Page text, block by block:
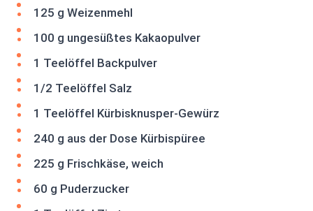
125 g Weizenmehl
100 g ungesüßtes Kakaopulver
1 Teelöffel Backpulver
1/2 Teelöffel Salz
1 Teelöffel Kürbisknusper-Gewürz
240 g aus der Dose Kürbispüree
225 g Frischkäse, weich
60 g Puderzucker